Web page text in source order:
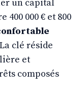
un capital
000 € et 800
clé réside
et
composés